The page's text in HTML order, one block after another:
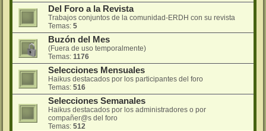
Del Foro a la Revista
Trabajos conjuntos de la comunidad-ERDH con su revista
Temas: 5
Buzón del Mes
(Fuera de uso temporalmente)
Temas: 1176
Selecciones Mensuales
Haikus destacados por los participantes del foro
Temas: 516
Selecciones Semanales
Haikus destacados por los administradores o por
compañer@s del foro
Temas: 512